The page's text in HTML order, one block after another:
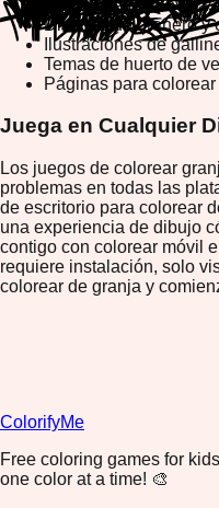
(vacas, cerdos,
Diseños de granero y
Ilustraciones de
Temas de huerto de
Páginas para
Juega en Cualquier
Los juegos de colorear
problemas en todas las
de escritorio para colorear
una experiencia de dibujo
contigo con colorear móvil
requiere instalación, solo
colorear de granja y
ColorifyMe
Free coloring games for
one color at a time! 🎨